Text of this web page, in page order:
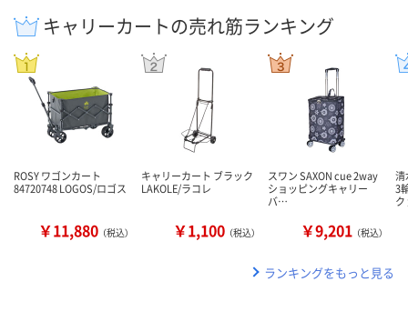
キャリーカートの売れ筋ランキング
ROSY ワゴンカート
84720748 LOGOS/ロゴス
￥11,880 （税込）
キャリーカート ブラック
LAKOLE/ラコレ
￥1,100 （税込）
スワン SAXON cue 2way
ショッピングキャリー
バ…
￥9,201 （税込）
清
3
ランキングをもっと見る